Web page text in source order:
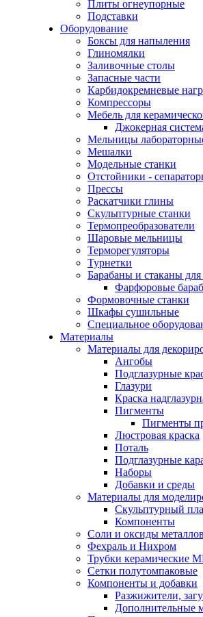
Плиты огнеупорные
Подставки
Оборудование
Боксы для напыления
Глиномялки
Заливочные столы
Запасные части
Карбидокремневые
Компрессоры
Мебель для
Джокерная
Мельницы
Мешалки
Модельные станки
Отстойники -
Прессы
Раскатчики глины
Скульптурные станки
Термопреобразователи
Шаровые мельницы
Терморегуляторы
Турнетки
Барабаны и стаканы
Фарфоровые
Формовочные станки
Шкафы сушильные
Специальное
Материалы
Материалы для
Ангобы
Подглазурные
Глазури
Краска
Пигменты
Пигменты
Люстровая краска
Поталь
Подглазурные
Наборы
Добавки и среды
Материалы для
Скульптурный
Компоненты
Соли и оксиды металлов
Фехраль и Нихром
Трубки керамические
Сетки полутомпаковые
Компоненты и добавки
Разжижители,
Дополнительные